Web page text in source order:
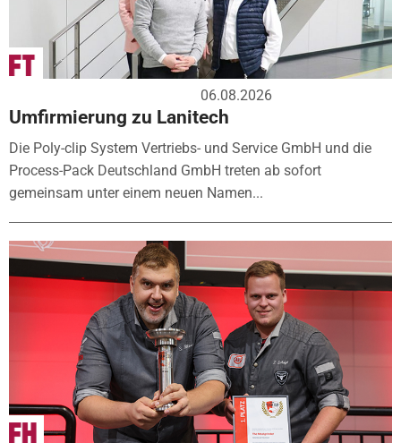
06.08.2026
Umfirmierung zu Lanitech
Die Poly-clip System Vertriebs- und Service GmbH und die
Process-Pack Deutschland GmbH treten ab sofort
gemeinsam unter einem neuen Namen...